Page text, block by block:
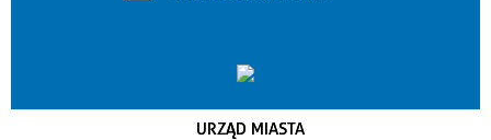
URZĄD MIASTA